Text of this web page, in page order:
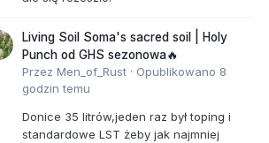
Living Soil Soma's sacred soil | Holy
Punch od GHS sezonowa🔥
Przez Men_of_Rust · Opublikowano 8
godzin temu
Donice 35 litrów,jeden raz był toping i
standardowe LST żeby jak najmniej